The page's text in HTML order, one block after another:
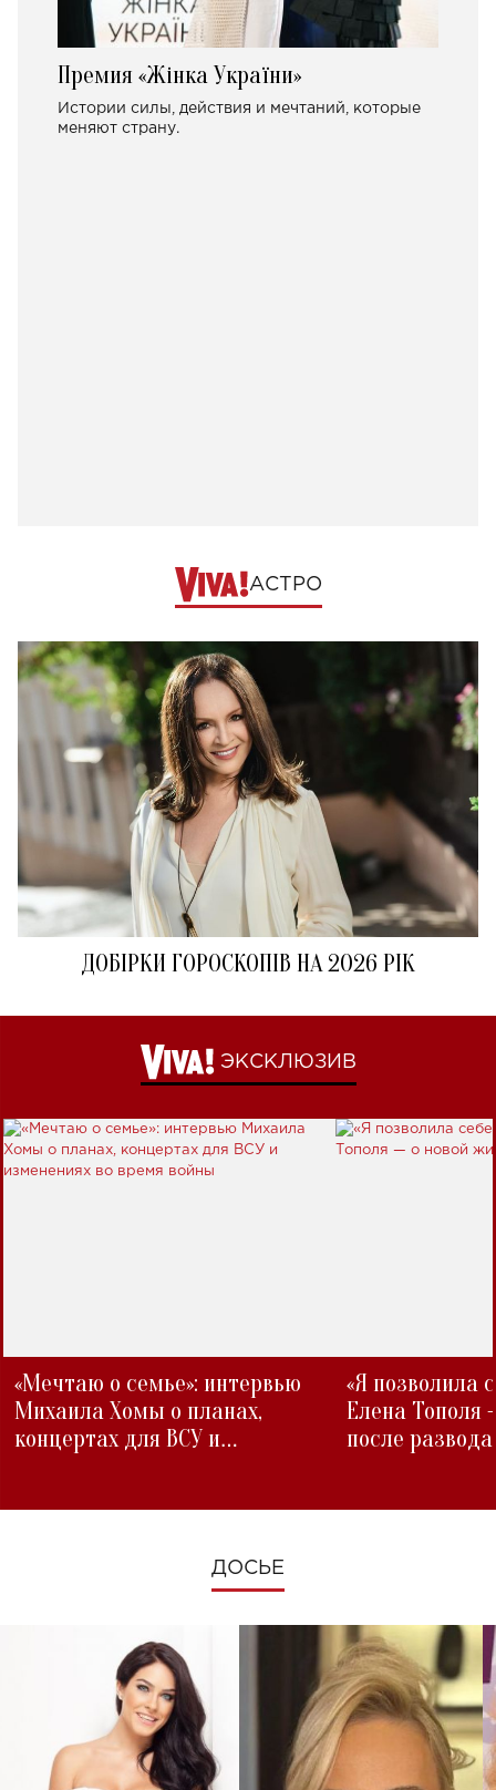
Премия «Жінка України»
Истории силы, действия и мечтаний, которые
меняют страну.
АСТРО
ДОБІРКИ ГОРОСКОПІВ НА 2026 РІК
ЭКСКЛЮЗИВ
«Мечтаю о семье»: интервью
Михаила Хомы о планах,
концертах для ВСУ и
«Я позволила
Елена Тополя
после развода
ДОСЬЕ